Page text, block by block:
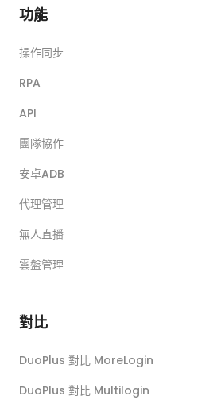
功能
操作同步
RPA
API
團隊協作
安卓ADB
代理管理
無人直播
雲盤管理
對比
DuoPlus 對比 MoreLogin
DuoPlus 對比 Multilogin